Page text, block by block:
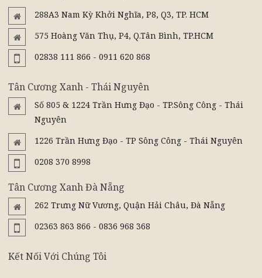
288A3 Nam Kỳ Khởi Nghĩa, P8, Q3, TP. HCM
575 Hoàng Văn Thụ, P4, Q.Tân Bình, TP.HCM
02838 111 866 - 0911 620 868
Tân Cương Xanh - Thái Nguyên
Số 805 & 1224 Trần Hưng Đạo - TP.Sông Công - Thái
Nguyên
1226 Trần Hưng Đạo - TP Sông Công - Thái Nguyên
0208 370 8998
Tân Cương Xanh Đà Nẵng
262 Trưng Nữ Vương, Quận Hải Châu, Đà Nẵng
02363 863 866 - 0836 968 368
Kết Nối Với Chúng Tôi